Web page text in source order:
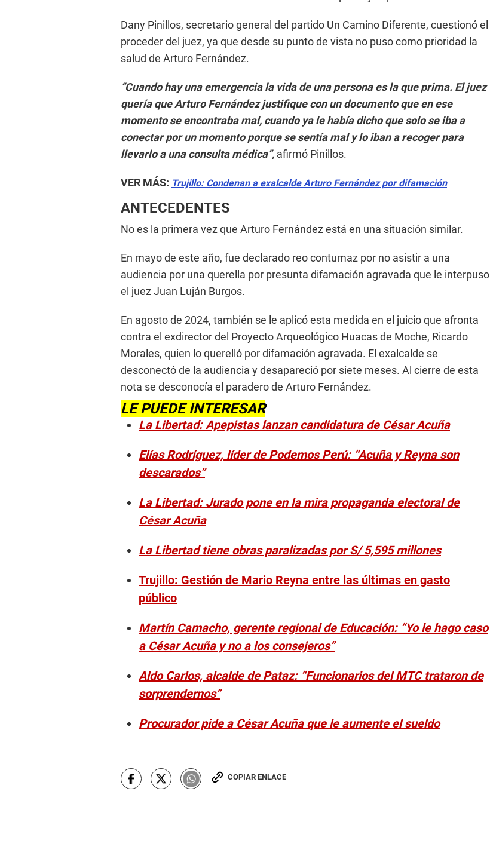
Dany Pinillos, secretario general del partido Un Camino Diferente, cuestionó el
proceder del juez, ya que desde su punto de vista no puso como prioridad la
salud de Arturo Fernández.
“Cuando hay una emergencia la vida de una persona es la que prima. El juez
quería que Arturo Fernández justifique con un documento que en ese
momento se encontraba mal, cuando ya le había dicho que solo se iba a
conectar por un momento porque se sentía mal y lo iban a recoger para
llevarlo a una consulta médica”, afirmó Pinillos.
VER MÁS: Trujillo: Condenan a exalcalde Arturo Fernández por difamación
ANTECEDENTES
No es la primera vez que Arturo Fernández está en una situación similar.
En mayo de este año, fue declarado reo contumaz por no asistir a una
audiencia por una querella por presunta difamación agravada que le interpuso
el juez Juan Luján Burgos.
En agosto de 2024, también se le aplicó esta medida en el juicio que afronta
contra el exdirector del Proyecto Arqueológico Huacas de Moche, Ricardo
Morales, quien lo querelló por difamación agravada. El exalcalde se
desconectó de la audiencia y desapareció por siete meses. Al cierre de esta
nota se desconocía el paradero de Arturo Fernández.
LE PUEDE INTERESAR
La Libertad: Apepistas lanzan candidatura de César Acuña
Elías Rodríguez, líder de Podemos Perú: “Acuña y Reyna son
descarados”
La Libertad: Jurado pone en la mira propaganda electoral de
César Acuña
La Libertad tiene obras paralizadas por S/ 5,595 millones
Trujillo: Gestión de Mario Reyna entre las últimas en gasto
público
Martín Camacho, gerente regional de Educación: “Yo le hago caso
a César Acuña y no a los consejeros”
Aldo Carlos, alcalde de Pataz: “Funcionarios del MTC trataron de
sorprendernos”
Procurador pide a César Acuña que le aumente el sueldo
COPIAR ENLACE